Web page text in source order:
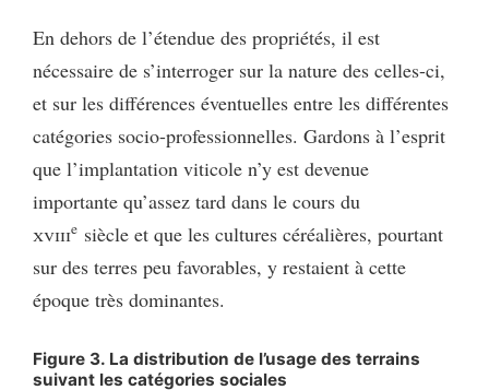
En dehors de l’étendue des propriétés, il est
nécessaire de s’interroger sur la nature des celles-ci,
et sur les différences éventuelles entre les différentes
catégories socio-professionnelles. Gardons à l’esprit
que l’implantation viticole n’y est devenue
importante qu’assez tard dans le cours du
xviiie siècle et que les cultures céréalières, pourtant
sur des terres peu favorables, y restaient à cette
époque très dominantes.
Figure 3. La distribution de l’usage des terrains
suivant les catégories sociales